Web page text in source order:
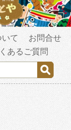
て
お問合せ
あるご質問